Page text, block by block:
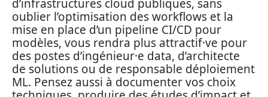
d’infrastructures cloud publiques, sans
oublier l’optimisation des workflows et la
mise en place d’un pipeline CI/CD pour
modèles, vous rendra plus attractif·ve pour
des postes d’ingénieur·e data, d’architecte
de solutions ou de responsable déploiement
ML. Pensez aussi à documenter vos choix